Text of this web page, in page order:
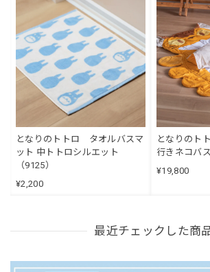
となりのトトロ タオルバスマ
ット 中トトロシルエット
（9125）
¥2,200
となりのト
行きネコバ
¥19,800
最近チェックした商